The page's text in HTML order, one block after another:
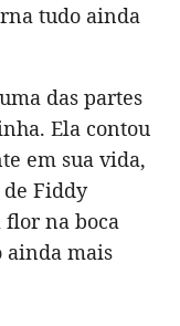
tudo ainda
das partes
Ela contou
em sua vida,
de Fiddy
flor na boca
ainda mais